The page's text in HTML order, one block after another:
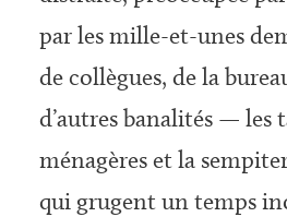
par les mille-et-unes
de collègues, de la
d’autres banalités — les
ménagères et la
qui grugent un temps